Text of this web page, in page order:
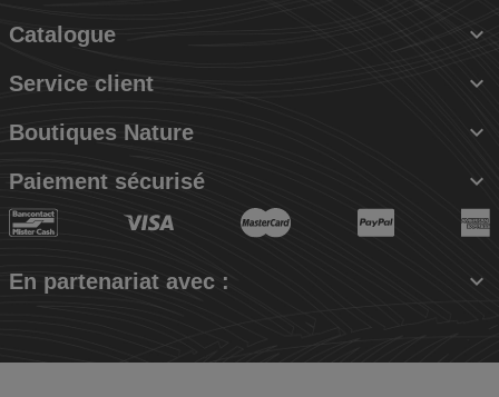
Catalogue 
Service client 
Boutiques Nature 
Paiement sécurisé 
En partenariat avec : 